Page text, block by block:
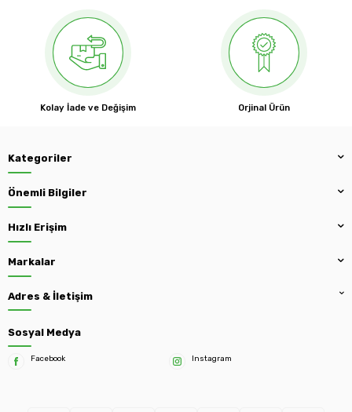
Kolay İade ve Değişim Orjinal Ürün
Kategoriler
Önemli Bilgiler
Hızlı Erişim
Markalar
Adres & İletişim
Sosyal Medya
Facebook Instagram